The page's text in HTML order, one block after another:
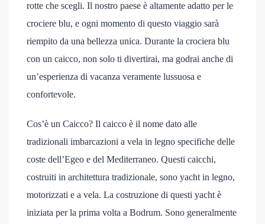
rotte che scegli. Il nostro paese è altamente adatto per le
crociere blu, e ogni momento di questo viaggio sarà
riempito da una bellezza unica. Durante la crociera blu
con un caicco, non solo ti divertirai, ma godrai anche di
un’esperienza di vacanza veramente lussuosa e
confortevole.
Cos’è un Caicco? Il caicco è il nome dato alle
tradizionali imbarcazioni a vela in legno specifiche delle
coste dell’Egeo e del Mediterraneo. Questi caicchi,
costruiti in architettura tradizionale, sono yacht in legno,
motorizzati e a vela. La costruzione di questi yacht è
iniziata per la prima volta a Bodrum. Sono generalmente